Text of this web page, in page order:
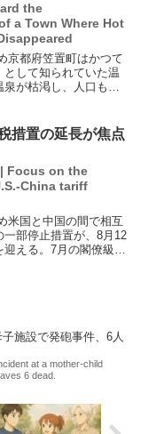
the
a Town Where Hot
京都府笠置町はかつて
として知られていた温
泉が枯渇し、人口も約
り、ラジオパーソナリ
氏...
措置の延長が焦点
Focus on the
China tariff
米国と中国の間で相互
一部停止措置が、8月12
迎える。7月の閣僚級協
施設で発砲事件、6人
at a mother-child
6 dead.